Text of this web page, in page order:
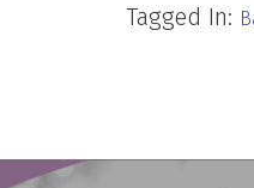
Tagged In: